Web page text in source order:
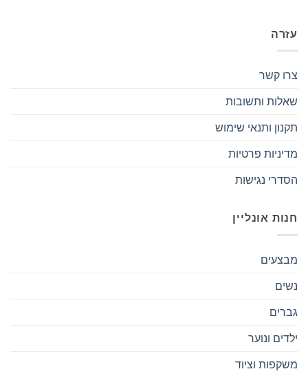
עזרה
צרו קשר
שאלות ותשובות
תקנון ותנאי שימוש
מדיניות פרטיות
הסדרי נגישות
חנות אונליין
מבצעים
נשים
גברים
ילדים ונוער
משקפות וציוד